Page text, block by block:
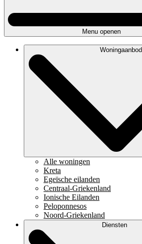
Menu openen
Woningaanbod
Alle woningen
Kreta
Egeïsche eilanden
Centraal-Griekenland
Ionische Eilanden
Peloponnesos
Noord-Griekenland
Diensten